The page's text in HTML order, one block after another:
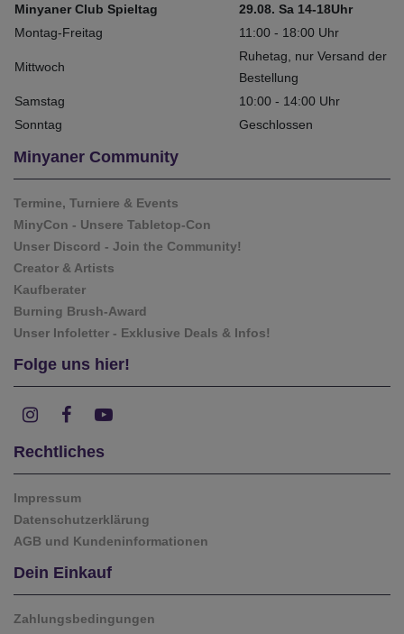
Minyaner Club Spieltag
29.08. Sa 14-18Uhr
Montag-Freitag
11:00 - 18:00 Uhr
Mittwoch
Ruhetag, nur Versand der
Bestellung
Samstag
10:00 - 14:00 Uhr
Sonntag
Geschlossen
Minyaner Community
Termine, Turniere & Events
MinyCon - Unsere Tabletop-Con
Unser Discord - Join the Community!
Creator & Artists
Kaufberater
Burning Brush-Award
Unser Infoletter - Exklusive Deals & Infos!
Folge uns hier!
Rechtliches
Impressum
Datenschutzerklärung
AGB und Kundeninformationen
Dein Einkauf
Zahlungsbedingungen